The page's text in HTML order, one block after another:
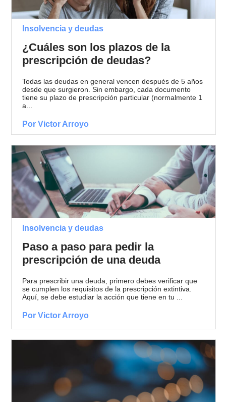
Insolvencia y deudas
¿Cuáles son los plazos de la
prescripción de deudas?
Todas las deudas en general vencen después de 5 años
desde que surgieron. Sin embargo, cada documento
tiene su plazo de prescripción particular (normalmente 1
a...
Por Victor Arroyo
Insolvencia y deudas
Paso a paso para pedir la
prescripción de una deuda
Para prescribir una deuda, primero debes verificar que
se cumplen los requisitos de la prescripción extintiva.
Aquí, se debe estudiar la acción que tiene en tu ...
Por Victor Arroyo